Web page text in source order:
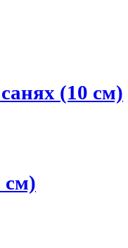
(10 см)